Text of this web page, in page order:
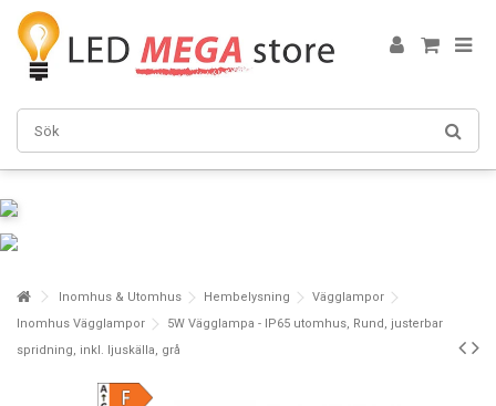
Inomhus & Utomhus Hembelysning
Vägglampor
Inomhus Vägglampor
5W Vägglampa - IP65 utomhus, Rund, justerbar
spridning, inkl. ljuskälla, grå